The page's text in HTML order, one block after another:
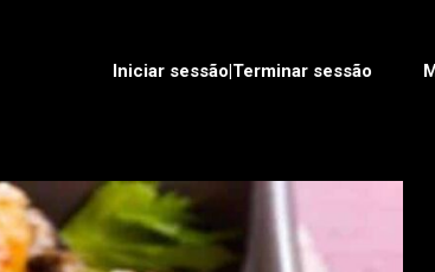
Iniciar sessão|Terminar sessão